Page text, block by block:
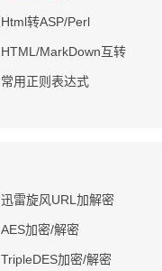
Html转ASP/Perl
HTML/MarkDown互转
常用正则表达式
迅雷旋风URL加解密
AES加密/解密
TripleDES加密/解密